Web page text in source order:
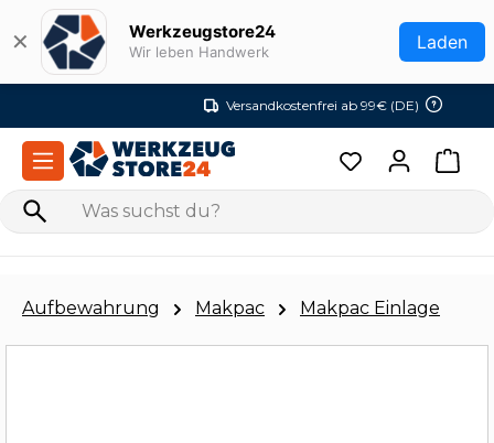
Zum Hauptinhalt springen
✕ Werkzeugstore24
Wir leben Handwerk Laden
Versandkostenfrei ab 99€ (DE)
Aufbewahrung Makpac Makpac Einlage